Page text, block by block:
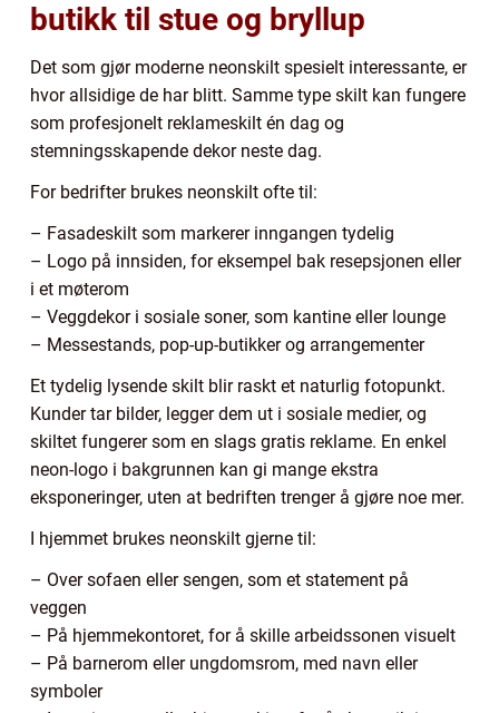
butikk til stue og bryllup
Det som gjør moderne neonskilt spesielt interessante, er
hvor allsidige de har blitt. Samme type skilt kan fungere
som profesjonelt reklameskilt én dag og
stemningsskapende dekor neste dag.
For bedrifter brukes neonskilt ofte til:
– Fasadeskilt som markerer inngangen tydelig
– Logo på innsiden, for eksempel bak resepsjonen eller
i et møterom
– Veggdekor i sosiale soner, som kantine eller lounge
– Messestands, pop-up-butikker og arrangementer
Et tydelig lysende skilt blir raskt et naturlig fotopunkt.
Kunder tar bilder, legger dem ut i sosiale medier, og
skiltet fungerer som en slags gratis reklame. En enkel
neon-logo i bakgrunnen kan gi mange ekstra
eksponeringer, uten at bedriften trenger å gjøre noe mer.
I hjemmet brukes neonskilt gjerne til:
– Over sofaen eller sengen, som et statement på
veggen
– På hjemmekontoret, for å skille arbeidssonen visuelt
– På barnerom eller ungdomsrom, med navn eller
symboler